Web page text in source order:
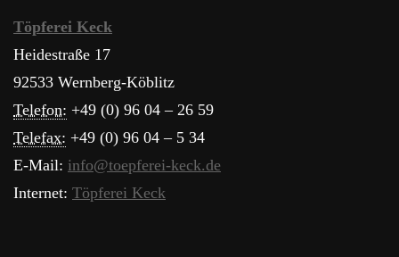
Töpferei Keck
Heidestraße 17
92533 Wernberg-Köblitz
Telefon: +49 (0) 96 04 – 26 59
Telefax: +49 (0) 96 04 – 5 34
E-Mail: info@toepferei-keck.de
Internet: Töpferei Keck